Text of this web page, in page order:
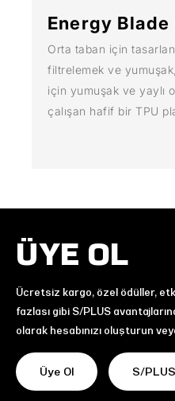
Energy
Orta taban için
filtrelemek ve
için yumuşak ve yaylı
çalışan hafif bir TPU
ÜYE OL
Ücretsiz kargo, özel ödüller,
fazlası gibi S/PLUS
olarak hesabınızı oluşturun
Üye Ol S/